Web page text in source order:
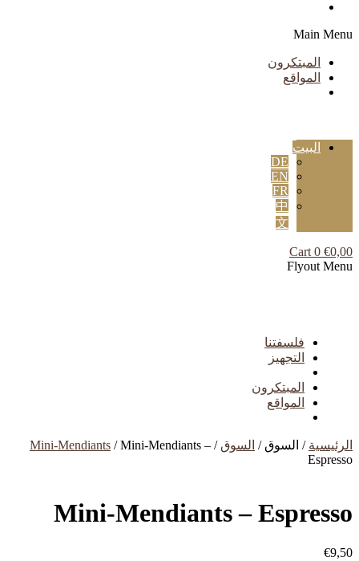
Main Menu
المبتكرون
المواقع
البيت
DE
EN
FR
中
文
€0,00
0
Cart
Flyout Menu
فلسفتنا
التجهيز
المبتكرون
المواقع
الرئيسية / السوق / السوق /
Mini-Mendiants / Mini-Mendiants –
Espresso
Mini-Mendiants – Espresso
€9,50